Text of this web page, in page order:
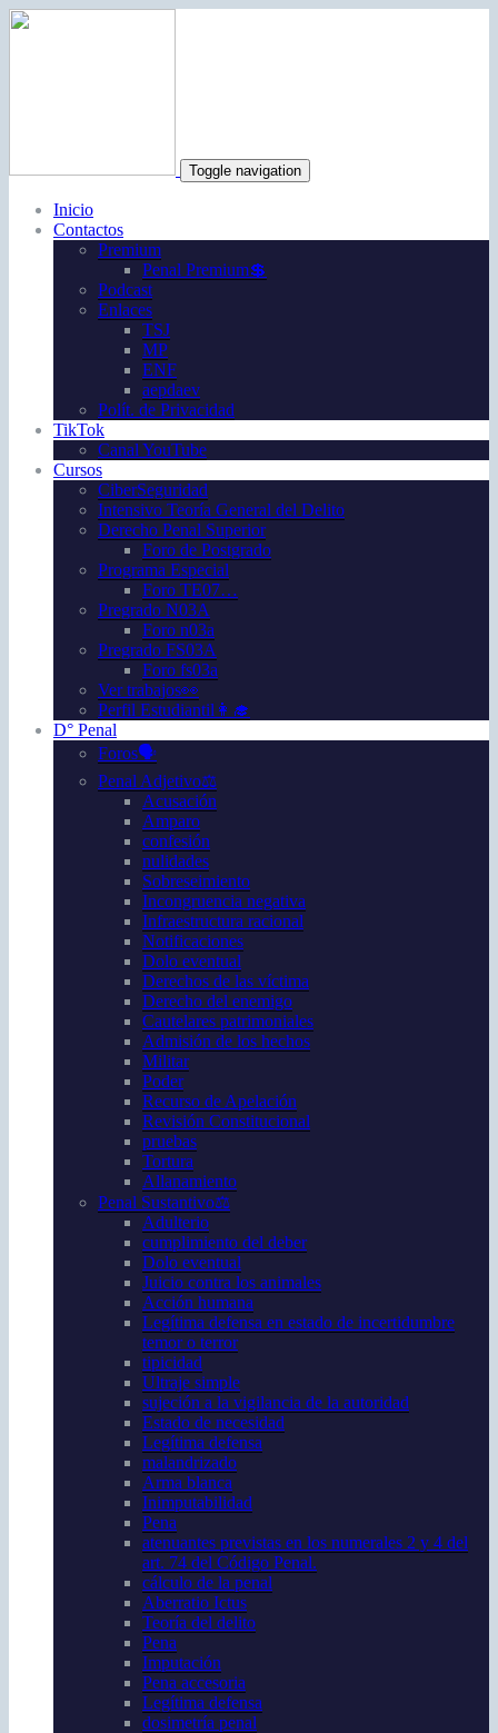
Toggle navigation
Inicio
Contactos
Premium
Penal Premium💲
Podcast
Enlaces
TSJ
MP
ENF
aepdaev
Polít. de Privacidad
TikTok
Canal YouTube
Cursos
CiberSeguridad
Intensivo Teoría General del Delito
Derecho Penal Superior
Foro de Postgrado
Programa Especial
Foro TE07…
Pregrado N03A
Foro n03a
Pregrado FS03A
Foro fs03a
Ver trabajos👀
Perfil Estudiantil👩‍🎓
D° Penal
Foros🗣️
Penal Adjetivo⚖️
Acusación
Amparo
confesión
nulidades
Sobreseimiento
Incongruencia negativa
Infraestructura racional
Notificaciones
Dolo eventual
Derechos de las víctima
Derecho del enemigo
Cautelares patrimoniales
Admisión de los hechos
Militar
Poder
Recurso de Apelación
Revisión Constitucional
pruebas
Tortura
Allanamiento
Penal Sustantivo⚖️
Adulterio
cumplimiento del deber
Dolo eventual
Juicio contra los animales
Acción humana
Legítima defensa en estado de incertidumbre
temor o terror
tipicidad
Ultraje simple
sujeción a la vigilancia de la autoridad
Estado de necesidad
Legítima defensa
malandrizado
Arma blanca
Inimputabilidad
Pena
atenuantes previstas en los numerales 2 y 4 del
art. 74 del Código Penal.
cálculo de la penal
Aberratio Ictus
Teoría del delito
Pena
Imputación
Pena accesoria
Legítima defensa
dosimetría penal